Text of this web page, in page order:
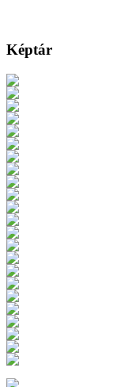
Képtár